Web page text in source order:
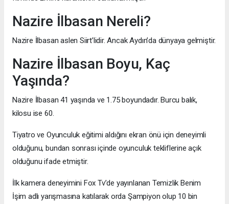
Nazire İlbasan Nereli?
Nazire İlbasan aslen Siirt’lidir. Ancak Aydın’da dünyaya gelmiştir.
Nazire İlbasan Boyu, Kaç
Yaşında?
Nazire İlbasan 41 yaşında ve 1.75 boyundadır. Burcu balık,
kilosu ise 60.
Tiyatro ve Oyunculuk eğitimi aldığını ekran önü için deneyimli
olduğunu, bundan sonrası içinde oyunculuk tekliflerine açık
olduğunu ifade etmiştir.
İlk kamera deneyimini Fox Tv’de yayınlanan Temizlik Benim
İşim adlı yarışmasına katılarak orda Şampiyon olup 10 bin